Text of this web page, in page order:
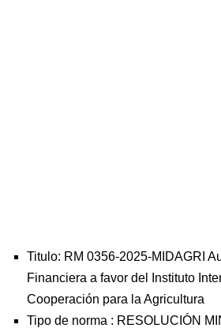
Titulo: RM 0356-2025-MIDAGRI
Financiera a favor del Instituto
Cooperación para la Agricultura
Tipo de norma : RESOLUCIÓN